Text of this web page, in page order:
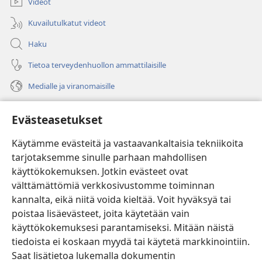
Evästeasetukset
Käytämme evästeitä ja vastaavankaltaisia tekniikoita
tarjotaksemme sinulle parhaan mahdollisen
käyttökokemuksen. Jotkin evästeet ovat
välttämättömiä verkkosivustomme toiminnan
kannalta, eikä niitä voida kieltää. Voit hyväksyä tai
poistaa lisäevästeet, joita käytetään vain
käyttökokemuksesi parantamiseksi. Mitään näistä
tiedoista ei koskaan myydä tai käytetä markkinointiin.
Saat lisätietoa lukemalla dokumentin
Kuvailutulkatut videot
Haku
Tietoa terveydenhuollon ammattilaisille
Medialle ja viranomaisille
(avaa
uuden
ikkunan)Vartiotornin VERKKOKIRJASTO
(avaa
uuden
ikkunan)JW Hub
(avaa
uuden
ikkunan)JW Library ®
Watchtower Library